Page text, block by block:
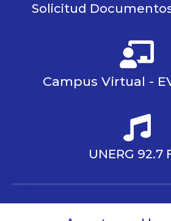
Solicitud
Campus Virtual -
UNERG 92.7